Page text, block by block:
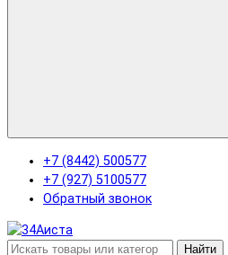
+7 (8442) 500577
+7 (927) 5100577
Обратный звонок
Найти